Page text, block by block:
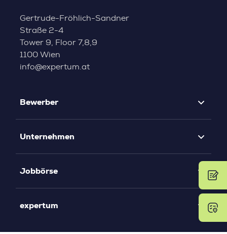
Gertrude-Fröhlich-Sandner
Straße 2-4
Tower 9, Floor 7,8,9
1100 Wien
info@expertum.at
Bewerber
Unternehmen
Jobbörse
expertum